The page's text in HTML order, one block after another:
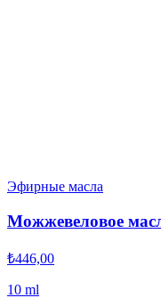
Эфирные масла
Можжевеловое
₺446,00
10 ml